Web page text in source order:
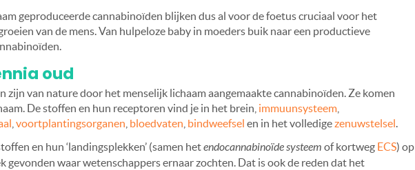
geproduceerde cannabinoïden blijken dus al voor de foetus cruciaal voor het
van de mens. Van hulpeloze baby in moeders buik naar een productieve
oud
zijn van nature door het menselijk lichaam aangemaakte cannabinoïden. Ze komen
De stoffen en hun receptoren vind je in het brein, immuunsysteem
voortplantingsorganen bloedvaten bindweefsel en in het volledigezenuwstelsel.
en hun ‘landingsplekken’ (samen hetendocannabinoïde systeem of kortweg ECS) op
gevonden waar wetenschappers ernaar zochten. Dat is ook de reden dat het